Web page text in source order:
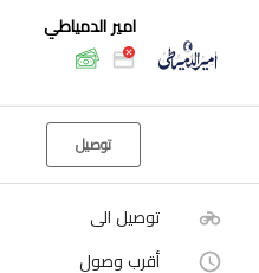
امير الدمياطي
توصيل
توصيل الى
أقرب وصول